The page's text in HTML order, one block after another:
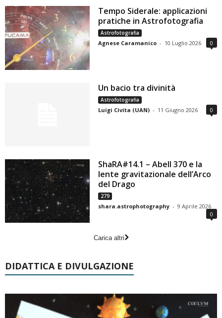
Tempo Siderale: applicazioni
pratiche in Astrofotografia
Astrofotografia
Agnese Caramanico - 10 Luglio 2026 0
Un bacio tra divinità
Astrofotografia
Luigi Civita (UAN) - 11 Giugno 2026 0
ShaRA#14.1 – Abell 370 e la
lente gravitazionale dell’Arco
del Drago
279
shara.astrophotography - 9 Aprile 2026
0
Carica altri
DIDATTICA E DIVULGAZIONE